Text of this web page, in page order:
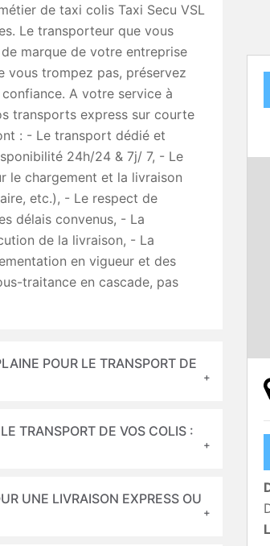
de taxi colis Taxi Secu VSL
Le transporteur que vous
marque de votre entreprise
vous trompez pas, préservez
A votre service à
transports express sur courte
: - Le transport dédié et
24h/24 & 7j/ 7, - Le
le chargement et la livraison
etc.), - Le respect de
délais convenus, - La
de la livraison, - La
en vigueur et des
traitance en cascade, pas
POUR LE TRANSPORT DE
TRANSPORT DE VOS COLIS :
UNE LIVRAISON EXPRESS OU